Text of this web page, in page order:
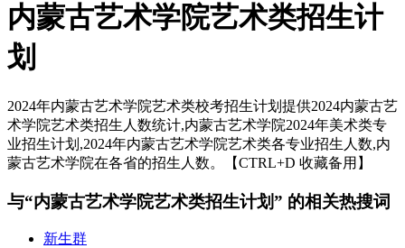
内蒙古艺术学院艺术类招生计
划
2024年内蒙古艺术学院艺术类校考招生计划提供2024内蒙古艺
术学院艺术类招生人数统计,内蒙古艺术学院2024年美术类专
业招生计划,2024年内蒙古艺术学院艺术类各专业招生人数,内
蒙古艺术学院在各省的招生人数。【CTRL+D 收藏备用】
与“内蒙古艺术学院艺术类招生计划” 的相关热搜词
新生群